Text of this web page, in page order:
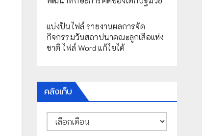
แบ่งปันไฟล์ รายงานผลการจัด
กิจกรรมวันสถาปนาคณะลูกเสือแห่ง
ชาติ ไฟล์ Word แก้ไขได้
คลังเก็บ
คลัง
เก็บ